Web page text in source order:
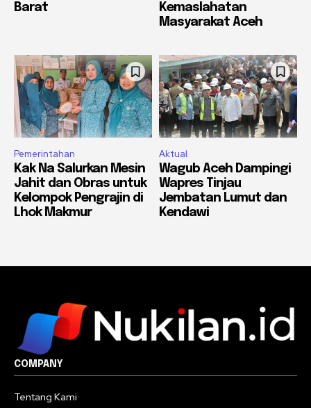
Barat
Kemaslahatan
Masyarakat Aceh
Pemerintahan
Kak Na Salurkan Mesin
Jahit dan Obras untuk
Kelompok Pengrajin di
Lhok Makmur
Aktual
Wagub Aceh Dampingi
Wapres Tinjau
Jembatan Lumut dan
Kendawi
COMPANY
Tentang Kami